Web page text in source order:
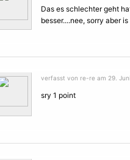
Das es schlechter geht
besser....nee, sorry aber
verfasst von re-re am 29.
sry 1 point